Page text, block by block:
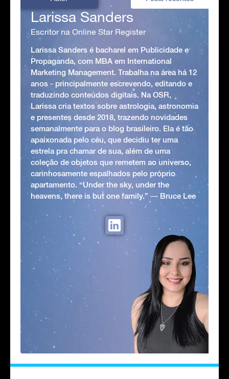
Larissa Sanders
Escritor na Online Star Register
Larissa Sanders é bacharel em Publicidade e
Propaganda, com MBA em International
Marketing Management. Trabalha na área há 12
anos - principalmente escrevendo, editando e
traduzindo conteúdos digitais. Na OSR,
Larissa cria textos sobre astrologia, astronomia
e presentes desde 2018, trazendo novidades
semanalmente para o blog brasileiro. Ela é tão
apaixonada pelo céu, que decidiu ter uma
estrela pra chamar de sua, além de uma
coleção de objetos que remetem ao universo,
carinhosamente espalhados pelo próprio
apartamento. “Under the sky, under the
heavens, there is but one family.” ― Bruce Lee